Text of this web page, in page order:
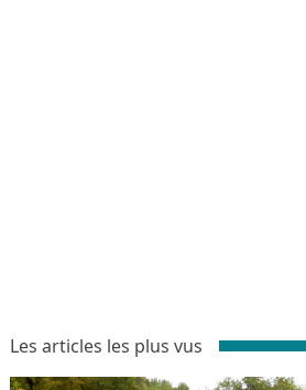
Les articles les plus vus